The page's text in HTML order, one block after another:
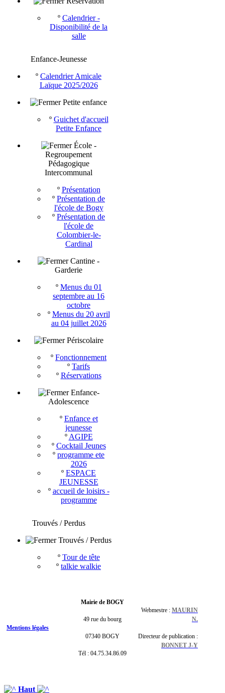
º Calendrier -
Disponibilité de la
salle
Enfance-Jeunesse
º Calendrier Amicale
Laïque 2025/2026
Petite enfance
º Guichet d'accueil
Petite Enfance
École -
Regroupement
Pédagogique
Intercommunal
º Présentation
º Présentation de
l'école de Bogy
º Présentation de
l'école de
Colombier-le-
Cardinal
Cantine -
Garderie
º Menus du 01
septembre au 16
octobre
º Menus du 20 avril
au 04 juillet 2026
Périscolaire
º Fonctionnement
º Tarifs
º Réservations
Enfance-
Adolescence
º Enfance et
jeunesse
º AGIPE
º Cocktail Jeunes
º programme ete
2026
º ESPACE
JEUNESSE
º accueil de loisirs -
programme
Trouvés / Perdus
Trouvés / Perdus
º Tour de tête
º talkie walkie
Mentions légales
Mairie de BOGY
49 rue du bourg
07340 BOGY
Tél : 04.75.34.86.09
Webmestre : MAURIN
N.
Directeur de publication :
BONNET J-Y
Haut